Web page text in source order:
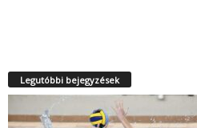
Legutóbbi bejegyzések